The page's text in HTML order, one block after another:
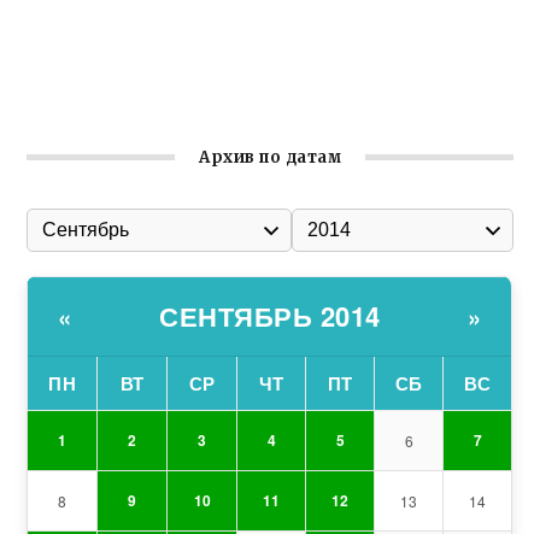
Архив по датам
« СЕНТЯБРЬ 2014 »
ПН ВТ СР ЧТ ПТ СБ ВС
1 2 3 4 5 6 7
8 9 10 11 12 13 14